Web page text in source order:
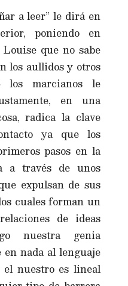
a leer” le dirá en
poniendo en
que no sabe
los aullidos y otros
los marcianos le
en una
radica la clave
ya que los
pasos en la
a través de unos
expulsan de sus
cuales forman un
de ideas
nuestra genia
en nada al lenguaje
el nuestro es lineal